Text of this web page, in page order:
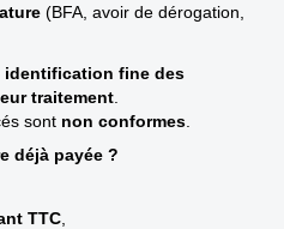
(BFA, avoir de dérogation,
identification fine des
traitement
sont non conformes
déjà payée ?
TTC